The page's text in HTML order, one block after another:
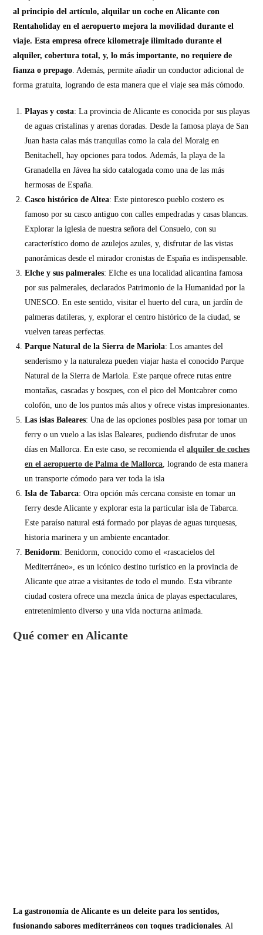
al principio del artículo, alquilar un coche en Alicante con
Rentaholiday en el aeropuerto mejora la movilidad durante el
viaje. Esta empresa ofrece kilometraje ilimitado durante el
alquiler, cobertura total, y, lo más importante, no requiere de
fianza o prepago. Además, permite añadir un conductor adicional de
forma gratuita, logrando de esta manera que el viaje sea más cómodo.
Playas y costa: La provincia de Alicante es conocida por sus playas
de aguas cristalinas y arenas doradas. Desde la famosa playa de San
Juan hasta calas más tranquilas como la cala del Moraig en
Benitachell, hay opciones para todos. Además, la playa de la
Granadella en Jávea ha sido catalogada como una de las más
hermosas de España.
Casco histórico de Altea: Este pintoresco pueblo costero es
famoso por su casco antiguo con calles empedradas y casas blancas.
Explorar la iglesia de nuestra señora del Consuelo, con su
característico domo de azulejos azules, y, disfrutar de las vistas
panorámicas desde el mirador cronistas de España es indispensable.
Elche y sus palmerales: Elche es una localidad alicantina famosa
por sus palmerales, declarados Patrimonio de la Humanidad por la
UNESCO. En este sentido, visitar el huerto del cura, un jardín de
palmeras datileras, y, explorar el centro histórico de la ciudad, se
vuelven tareas perfectas.
Parque Natural de la Sierra de Mariola: Los amantes del
senderismo y la naturaleza pueden viajar hasta el conocido Parque
Natural de la Sierra de Mariola. Este parque ofrece rutas entre
montañas, cascadas y bosques, con el pico del Montcabrer como
colofón, uno de los puntos más altos y ofrece vistas impresionantes.
Las islas Baleares: Una de las opciones posibles pasa por tomar un
ferry o un vuelo a las islas Baleares, pudiendo disfrutar de unos
días en Mallorca. En este caso, se recomienda elalquiler de coches
en el aeropuerto de Palma de Mallorca, logrando de esta manera
un transporte cómodo para ver toda la isla
Isla de Tabarca: Otra opción más cercana consiste en tomar un
ferry desde Alicante y explorar esta la particular isla de Tabarca.
Este paraíso natural está formado por playas de aguas turquesas,
historia marinera y un ambiente encantador.
Benidorm: Benidorm, conocido como el «rascacielos del
Mediterráneo», es un icónico destino turístico en la provincia de
Alicante que atrae a visitantes de todo el mundo. Esta vibrante
ciudad costera ofrece una mezcla única de playas espectaculares,
entretenimiento diverso y una vida nocturna animada.
Qué comer en Alicante
La gastronomía de Alicante es un deleite para los sentidos,
fusionando sabores mediterráneos con toques tradicionales. Al